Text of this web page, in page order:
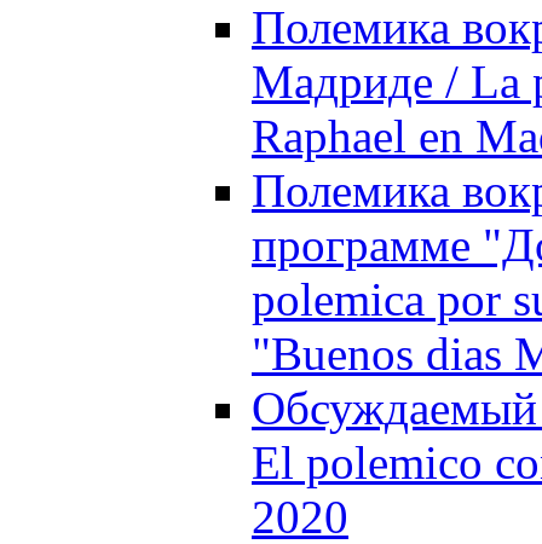
Полемика
Мадриде / La
Raphael en
Полемика
программе
polemica por
"Buenos dias
Обсуждаемый
El polemico
2020